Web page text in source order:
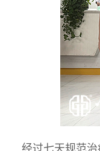
经过七天规范